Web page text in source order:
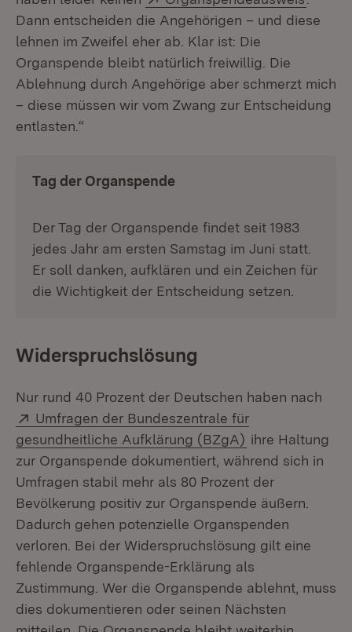
Dann entscheiden die Angehörigen – und diese
lehnen im Zweifel eher ab. Klar ist: Die
Organspende bleibt natürlich freiwillig. Die
Ablehnung durch Angehörige aber schmerzt mich
– diese müssen wir vom Zwang zur Entscheidung
entlasten.“
Tag der Organspende
Der Tag der Organspende findet seit 1983
jedes Jahr am ersten Samstag im Juni statt.
Er soll danken, aufklären und ein Zeichen für
die Wichtigkeit der Entscheidung setzen.
Widerspruchslösung
Nur rund 40 Prozent der Deutschen haben nach
Extern:
Umfragen der Bundeszentrale für
gesundheitliche Aufklärung (BZgA) (Öffnet in
ihre Haltung
zur Organspende dokumentiert, während sich in
Umfragen stabil mehr als 80 Prozent der
Bevölkerung positiv zur Organspende äußern.
Dadurch gehen potenzielle Organspenden
verloren. Bei der Widerspruchslösung gilt eine
fehlende Organspende-Erklärung als
Zustimmung. Wer die Organspende ablehnt, muss
dies dokumentieren oder seinen Nächsten